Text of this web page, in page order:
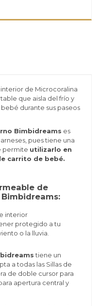
de Microcoralina
que aisla del frío y
bebé durante sus paseos
Bimbidreams es
pues tiene una
permite utilizarlo en
carrito de bebé.
de
interior
protegido a tu
o la lluvia.
tiene un
a todas las Sillas de
de doble cursor para
apertura central y